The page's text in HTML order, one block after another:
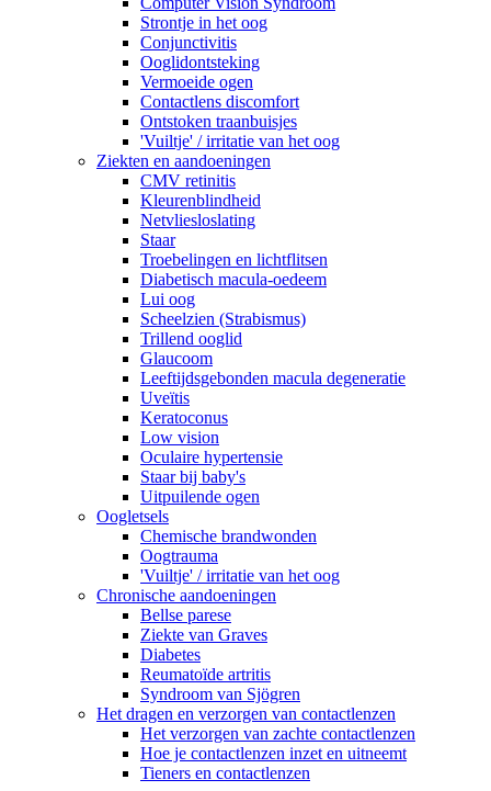
Strontje in het oog
Conjunctivitis
Ooglidontsteking
Vermoeide ogen
Contactlens discomfort
Ontstoken traanbuisjes
'Vuiltje' / irritatie van het oog
Ziekten en aandoeningen
CMV retinitis
Kleurenblindheid
Netvliesloslating
Staar
Troebelingen en lichtflitsen
Diabetisch macula-oedeem
Lui oog
Scheelzien (Strabismus)
Trillend ooglid
Glaucoom
Leeftijdsgebonden macula degeneratie
Uveïtis
Keratoconus
Low vision
Oculaire hypertensie
Staar bij baby's
Uitpuilende ogen
Oogletsels
Chemische brandwonden
Oogtrauma
'Vuiltje' / irritatie van het oog
Chronische aandoeningen
Bellse parese
Ziekte van Graves
Diabetes
Reumatoïde artritis
Syndroom van Sjögren
Het dragen en verzorgen van contactlenzen
Het verzorgen van zachte contactlenzen
Hoe je contactlenzen inzet en uitneemt
Tieners en contactlenzen